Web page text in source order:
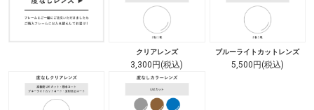
クリアレンズ
3,300円(税込)
ブルーライトカットレンズ
5,500円(税込)